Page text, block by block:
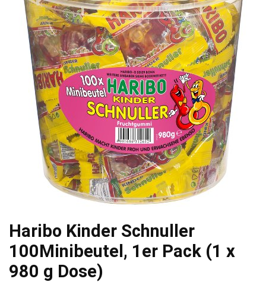
Haribo Kinder Schnuller
100Minibeutel, 1er Pack (1 x
980 g Dose)